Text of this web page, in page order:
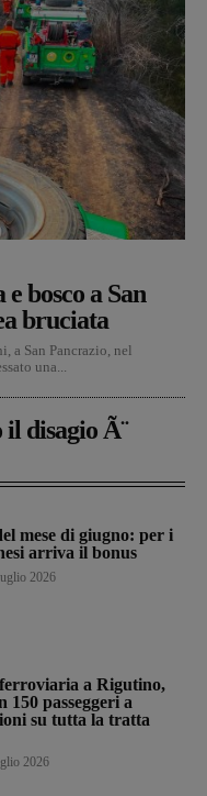
bosco a San
bruciata
a San Pancrazio, nel
una...
disagio Ã¨
mese di giugno: per i
arriva il bonus
2026
a Rigutino,
150 passeggeri a
su tutta la tratta
2026